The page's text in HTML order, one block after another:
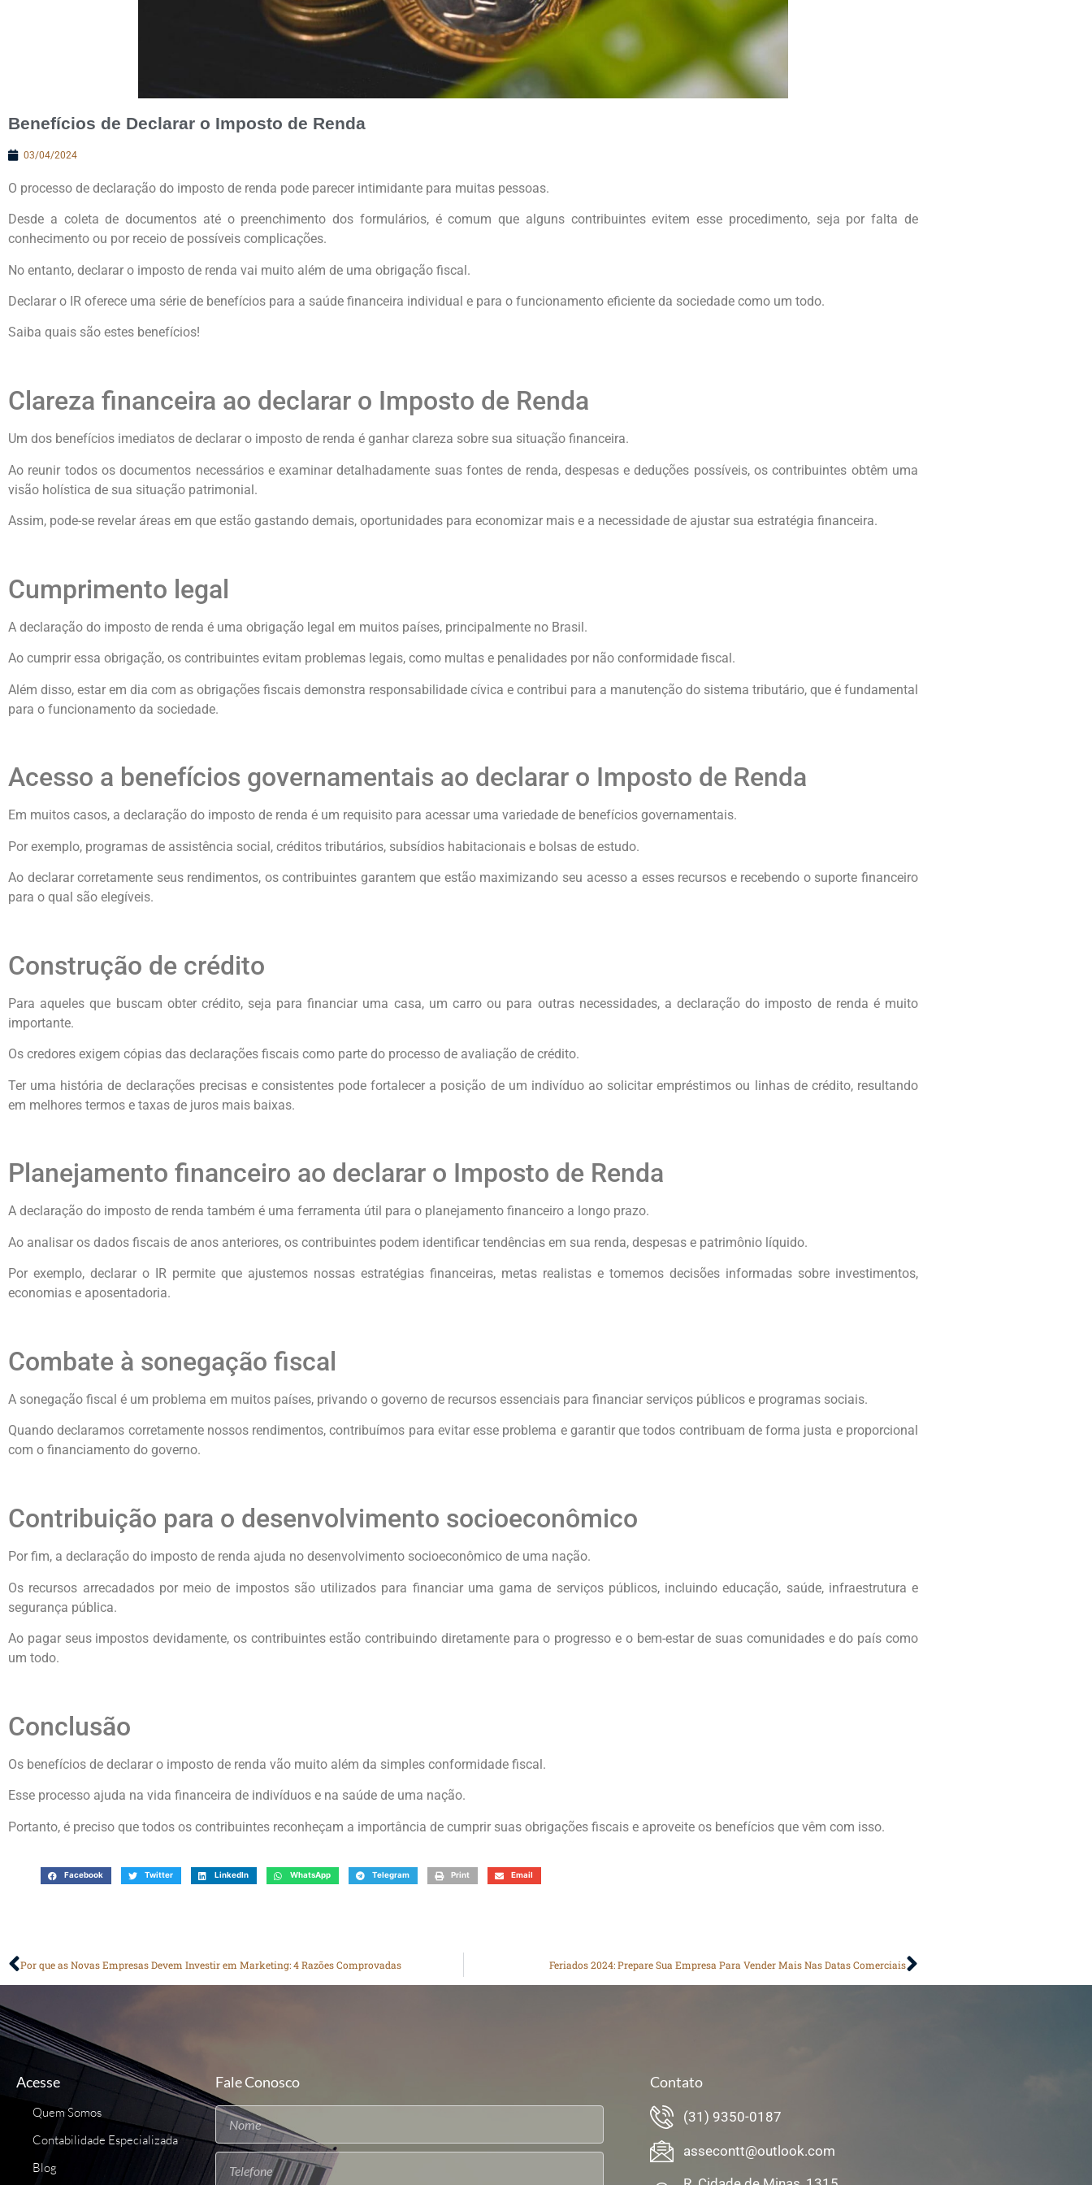
Benefícios de Declarar o Imposto de Renda
03/04/2024
O processo de declaração do imposto de renda pode parecer intimidante para muitas pessoas.
Desde a coleta de documentos até o preenchimento dos formulários, é comum que alguns contribuintes evitem esse procedimento, seja por falta de
conhecimento ou por receio de possíveis complicações.
No entanto, declarar o imposto de renda vai muito além de uma obrigação fiscal.
Declarar o IR oferece uma série de benefícios para a saúde financeira individual e para o funcionamento eficiente da sociedade como um todo.
Saiba quais são estes benefícios!
Clareza financeira ao declarar o Imposto de Renda
Um dos benefícios imediatos de declarar o imposto de renda é ganhar clareza sobre sua situação financeira.
Ao reunir todos os documentos necessários e examinar detalhadamente suas fontes de renda, despesas e deduções possíveis, os contribuintes obtêm uma
visão holística de sua situação patrimonial.
Assim, pode-se revelar áreas em que estão gastando demais, oportunidades para economizar mais e a necessidade de ajustar sua estratégia financeira.
Cumprimento legal
A declaração do imposto de renda é uma obrigação legal em muitos países, principalmente no Brasil.
Ao cumprir essa obrigação, os contribuintes evitam problemas legais, como multas e penalidades por não conformidade fiscal.
Além disso, estar em dia com as obrigações fiscais demonstra responsabilidade cívica e contribui para a manutenção do sistema tributário, que é fundamental
para o funcionamento da sociedade.
Acesso a benefícios governamentais ao declarar o Imposto de Renda
Em muitos casos, a declaração do imposto de renda é um requisito para acessar uma variedade de benefícios governamentais.
Por exemplo, programas de assistência social, créditos tributários, subsídios habitacionais e bolsas de estudo.
Ao declarar corretamente seus rendimentos, os contribuintes garantem que estão maximizando seu acesso a esses recursos e recebendo o suporte financeiro
para o qual são elegíveis.
Construção de crédito
Para aqueles que buscam obter crédito, seja para financiar uma casa, um carro ou para outras necessidades, a declaração do imposto de renda é muito
importante.
Os credores exigem cópias das declarações fiscais como parte do processo de avaliação de crédito.
Ter uma história de declarações precisas e consistentes pode fortalecer a posição de um indivíduo ao solicitar empréstimos ou linhas de crédito, resultando
em melhores termos e taxas de juros mais baixas.
Planejamento financeiro ao declarar o Imposto de Renda
A declaração do imposto de renda também é uma ferramenta útil para o planejamento financeiro a longo prazo.
Ao analisar os dados fiscais de anos anteriores, os contribuintes podem identificar tendências em sua renda, despesas e patrimônio líquido.
Por exemplo, declarar o IR permite que ajustemos nossas estratégias financeiras, metas realistas e tomemos decisões informadas sobre investimentos,
economias e aposentadoria.
Combate à sonegação fiscal
A sonegação fiscal é um problema em muitos países, privando o governo de recursos essenciais para financiar serviços públicos e programas sociais.
Quando declaramos corretamente nossos rendimentos, contribuímos para evitar esse problema e garantir que todos contribuam de forma justa e proporcional
com o financiamento do governo.
Contribuição para o desenvolvimento socioeconômico
Por fim, a declaração do imposto de renda ajuda no desenvolvimento socioeconômico de uma nação.
Os recursos arrecadados por meio de impostos são utilizados para financiar uma gama de serviços públicos, incluindo educação, saúde, infraestrutura e
segurança pública.
Ao pagar seus impostos devidamente, os contribuintes estão contribuindo diretamente para o progresso e o bem-estar de suas comunidades e do país como
um todo.
Conclusão
Os benefícios de declarar o imposto de renda vão muito além da simples conformidade fiscal.
Esse processo ajuda na vida financeira de indivíduos e na saúde de uma nação.
Portanto, é preciso que todos os contribuintes reconheçam a importância de cumprir suas obrigações fiscais e aproveite os benefícios que vêm com isso.
Facebook Twitter LinkedIn WhatsApp Telegram Print Email
Por que as Novas Empresas Devem Investir em Marketing: 4 Razões Comprovadas Feriados 2024: Prepare Sua Empresa Para Vender Mais Nas Datas Comerciais
Acesse
Quem Somos
Contabilidade Especializada
Blog
Fale Conosco Contato
(31) 9350-0187
assecontt@outlook.com